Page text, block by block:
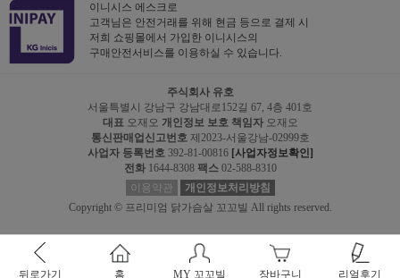
뒤로가기 홈 MY 꼬꼬빌 장바구니 리얼후기
이니시스 에스크로
고객님은 안전거래를 위해 현금 등으로 결제 시
저희 쇼핑몰에서 가입한 이니시스의
구매안전서비스를 이용하실 수 있습니다.
주식회사 유호
서울특별시 강남구 강남대로152길 67, 4층 401호
대표오재오 개인정보 보호 책임자오재오
통신판매업신고번호제2023-서울강남-02999호
사업자 등록번호392-81-00816 [사업자정보확인]
전화1644-8308 팩스02-588-8310
이용약관
개인정보처리방침
Copyright © 프리미엄 닭가슴살 꼬꼬빌 All rights reserved.